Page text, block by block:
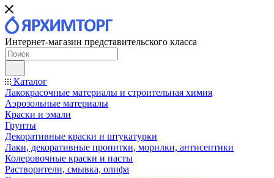
Интернет-магазин представительского класса
Каталог
Лакокрасочные материалы и строительная химия
Аэрозольные материалы
Краски и эмали
Грунты
Декоративные краски и штукатурки
Лаки, декоративные пропитки, морилки, антисептики
Колеровочные краски и пасты
Растворители, смывка, олифа